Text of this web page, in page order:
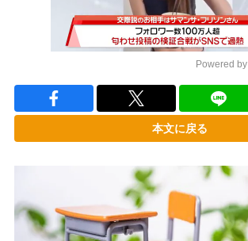
Powered by
本文に戻る